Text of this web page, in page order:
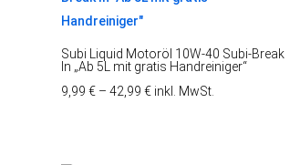
Subi Liquid Motoröl 10W-40 Subi-Break
In „Ab 5L mit gratis Handreiniger“
9,99€ –42,99€ inkl. MwSt.